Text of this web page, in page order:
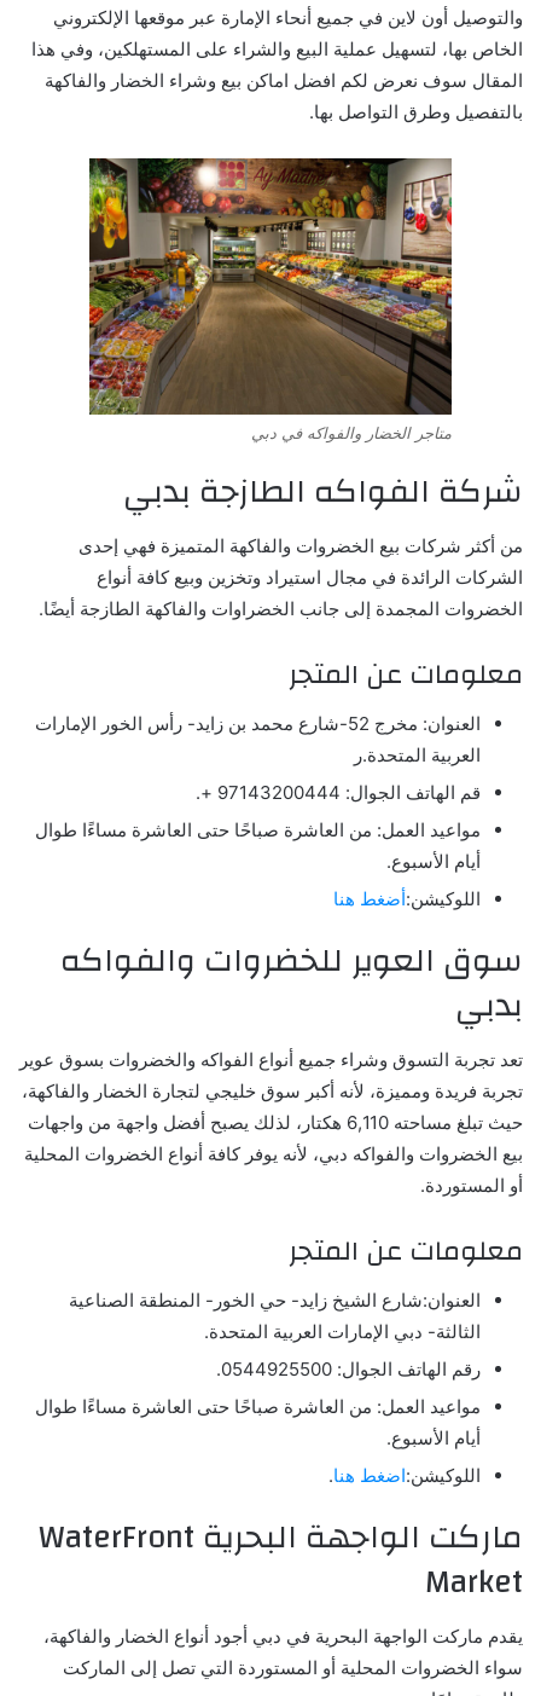
والتوصيل أون لاين في جميع أنحاء الإمارة عبر موقعها الإلكتروني
الخاص بها، لتسهيل عملية البيع والشراء على المستهلكين، وفي هذا
المقال سوف نعرض لكم افضل اماكن بيع وشراء الخضار والفاكهة
بالتفصيل وطرق التواصل بها.
متاجر الخضار والفواكه في دبي
شركة الفواكه الطازجة بدبي
من أكثر شركات بيع الخضروات والفاكهة المتميزة فهي إحدى
الشركات الرائدة في مجال استيراد وتخزين وبيع كافة أنواع
الخضروات المجمدة إلى جانب الخضراوات والفاكهة الطازجة أيضًا.
معلومات عن المتجر
العنوان: مخرج 52-شارع محمد بن زايد- رأس الخور الإمارات
العربية المتحدة.ر
قم الهاتف الجوال: 97143200444 +.
مواعيد العمل: من العاشرة صباحًا حتى العاشرة مساءًا طوال
أيام الأسبوع.
اللوكيشن:أضغط هنا
سوق العوير للخضروات والفواكه
بدبي
تعد تجربة التسوق وشراء جميع أنواع الفواكه والخضروات بسوق عوير
تجربة فريدة ومميزة، لأنه أكبر سوق خليجي لتجارة الخضار والفاكهة،
حيث تبلغ مساحته 6,110 هكتار، لذلك يصبح أفضل واجهة من واجهات
بيع الخضروات والفواكه دبي، لأنه يوفر كافة أنواع الخضروات المحلية
أو المستوردة.
معلومات عن المتجر
العنوان:شارع الشيخ زايد- حي الخور- المنطقة الصناعية
الثالثة- دبي الإمارات العربية المتحدة.
رقم الهاتف الجوال: 0544925500.
مواعيد العمل: من العاشرة صباحًا حتى العاشرة مساءًا طوال
أيام الأسبوع.
اللوكيشن:اضغط هنا.
ماركت الواجهة البحرية WaterFront
Market
يقدم ماركت الواجهة البحرية في دبي أجود أنواع الخضار والفاكهة،
سواء الخضروات المحلية أو المستوردة التي تصل إلى الماركت